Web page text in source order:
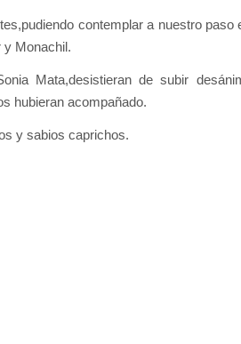
contemplar a nuestro paso
y Monachil.
Mata,desistieran de subir
hubieran acompañado.
y sabios caprichos.